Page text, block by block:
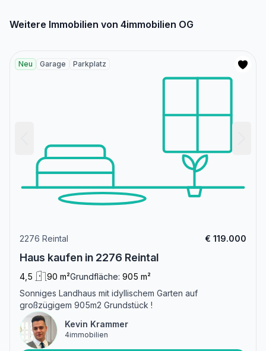
Weitere Immobilien von 4immobilien OG
Neu Garage Parkplatz
2276 Reintal € 119.000
Haus kaufen in 2276 Reintal
4,5 90 m²Grundfläche: 905 m²
Sonniges Landhaus mit idyllischem Garten auf
großzügigem 905m2 Grundstück !
Kevin Krammer
4immobilien